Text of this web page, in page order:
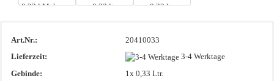
Art.Nr.:
20410033
Lieferzeit:
3-4 Werktage
Gebinde:
1x 0,33 Ltr.